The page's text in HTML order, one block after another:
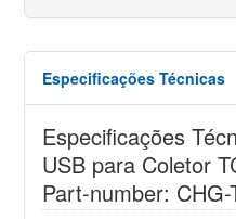
Especificações Técnicas
Especificações
USB para Coletor
Part-number: CHG-